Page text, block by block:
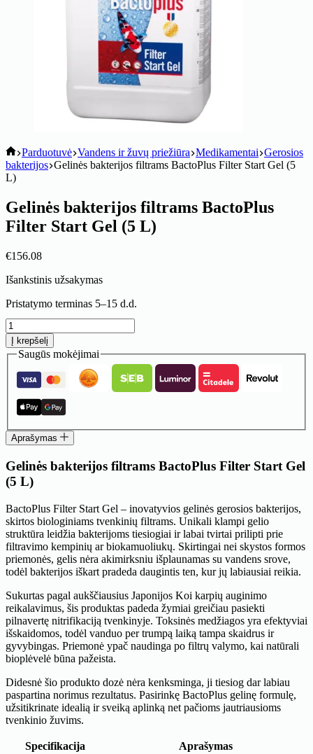
koitik
Parduotuvė Vandens ir žuvų priežiūra Medikamentai Gerosios
bakterijos Gelinės bakterijos filtrams BactoPlus Filter Start Gel (5
L)
Gelinės bakterijos filtrams BactoPlus
Filter Start Gel (5 L)
€156.08
Išankstinis užsakymas
Pristatymo terminas 5–15 d.d.
produkto
kiekis:
Gelinės
bakterijos
filtrams
BactoPlus
Filter
Start
(5
Į krepšelį
Saugūs mokėjimai
Aprašymas
Gelinės bakterijos filtrams BactoPlus Filter Start Gel
(5 L)
BactoPlus Filter Start Gel – inovatyvios gelinės gerosios bakterijos,
skirtos biologiniams tvenkinių filtrams. Unikali klampi gelio
struktūra leidžia bakterijoms tiesiogiai ir labai tvirtai prilipti prie
filtravimo kempinių ar biokamuoliukų. Skirtingai nei skystos formos
priemonės, gelis nėra akimirksniu išplaunamas su vandens srove,
todėl bakterijos iškart pradeda daugintis ten, kur jų labiausiai reikia.
Sukurtas pagal aukščiausius Japonijos Koi karpių auginimo
reikalavimus, šis produktas padeda žymiai greičiau pasiekti
pilnavertę nitrifikaciją tvenkinyje. Toksinės medžiagos yra efektyviai
išskaidomos, todėl vanduo per trumpą laiką tampa skaidrus ir
gyvybingas. Priemonė ypač naudinga po filtrų valymo, kai natūrali
bioplėvelė būna pažeista.
Didesnė šio produkto dozė nėra kenksminga, ji tiesiog dar labiau
paspartina norimus rezultatus. Pasirinkę BactoPlus gelinę formulę,
užsitikrinate idealią ir sveiką aplinką net pačioms jautriausioms
tvenkinio žuvims.
Specifikacija
Aprašymas